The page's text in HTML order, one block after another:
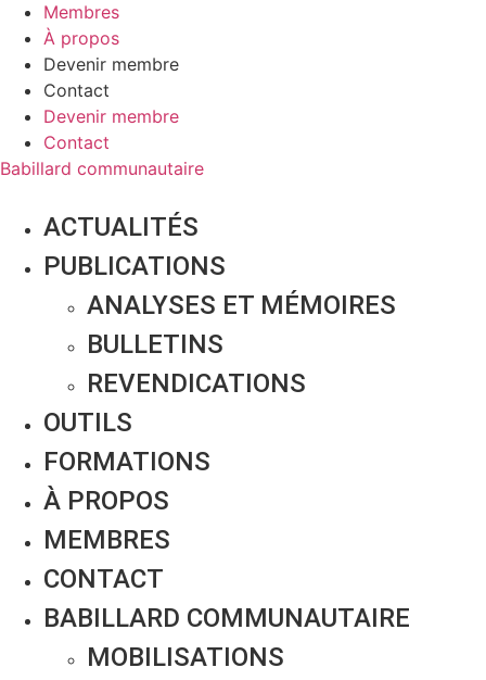
Membres
À propos
Devenir membre
Contact
Devenir membre
Contact
Babillard communautaire
ACTUALITÉS
PUBLICATIONS
ANALYSES ET MÉMOIRES
BULLETINS
REVENDICATIONS
OUTILS
FORMATIONS
À PROPOS
MEMBRES
CONTACT
BABILLARD COMMUNAUTAIRE
MOBILISATIONS